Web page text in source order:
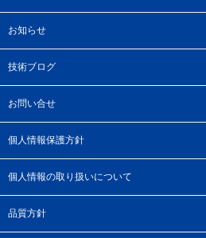
お知らせ
技術ブログ
お問い合せ
個人情報保護方針
個人情報の取り扱いについて
品質方針